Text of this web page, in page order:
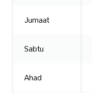
Jumaat
Sabtu
Ahad